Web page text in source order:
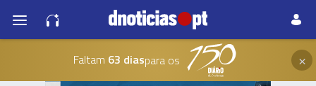
Faltam 63 diaspara os ×